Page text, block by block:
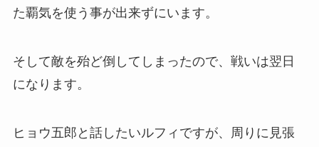
た覇気を使う事が出来ずにいます。
そして敵を殆ど倒してしまったので、戦いは翌日
になります。
ヒョウ五郎と話したいルフィですが、周りに見張